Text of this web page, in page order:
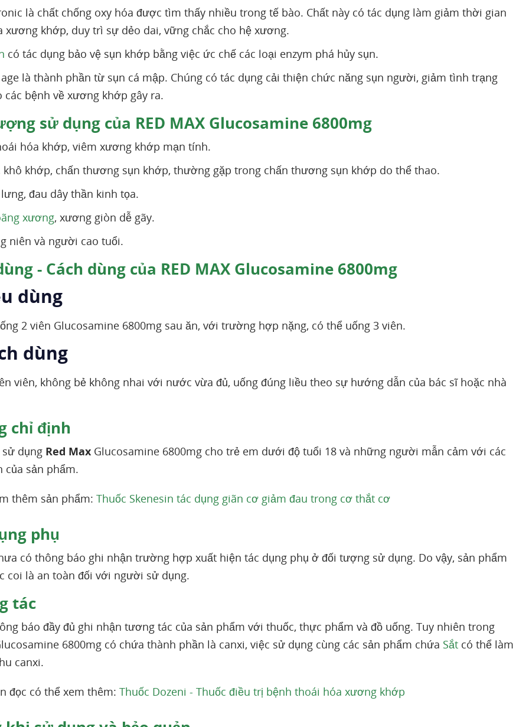
là chất chống oxy hóa được tìm thấy nhiều trong tế bào. Chất này có tác dụng làm giảm thời gian
xương khớp, duy trì sự dẻo dai, vững chắc cho hệ xương.
có tác dụng bảo vệ sụn khớp bằng việc ức chế các loại enzym phá hủy sụn.
là thành phần từ sụn cá mập. Chúng có tác dụng cải thiện chức năng sụn người, giảm tình trạng
các bệnh về xương khớp gây ra.
sử dụng của RED MAX Glucosamine 6800mg
hóa khớp, viêm xương khớp mạn tính.
khô khớp, chấn thương sụn khớp, thường gặp trong chấn thương sụn khớp do thể thao.
đau dây thần kinh tọa.
xương, xương giòn dễ gãy.
niên và người cao tuổi.
- Cách dùng của RED MAX Glucosamine 6800mg
dùng
2 viên Glucosamine 6800mg sau ăn, với trường hợp nặng, có thể uống 3 viên.
dùng
viên, không bẻ không nhai với nước vừa đủ, uống đúng liều theo sự hướng dẫn của bác sĩ hoặc nhà
chỉ định
dụng Red Max Glucosamine 6800mg cho trẻ em dưới độ tuổi 18 và những người mẫn cảm với các
của sản phẩm.
thêm sản phẩm: Thuốc Skenesin tác dụng giãn cơ giảm đau trong cơ thắt cơ
phụ
có thông báo ghi nhận trường hợp xuất hiện tác dụng phụ ở đối tượng sử dụng. Do vậy, sản phẩm
coi là an toàn đối với người sử dụng.
tác
báo đầy đủ ghi nhận tương tác của sản phẩm với thuốc, thực phẩm và đồ uống. Tuy nhiên trong
6800mg có chứa thành phần là canxi, việc sử dụng cùng các sản phẩm chứa Sắt có thể làm
canxi.
đọc có thể xem thêm: Thuốc Dozeni - Thuốc điều trị bệnh thoái hóa xương khớp